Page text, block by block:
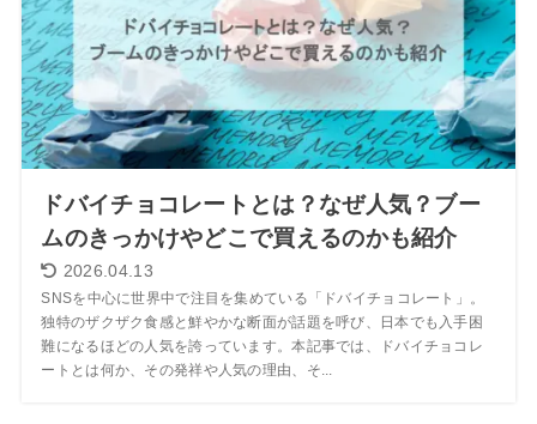
ドバイチョコレートとは？なぜ人気？ブー
ムのきっかけやどこで買えるのかも紹介
2026.04.13
SNSを中心に世界中で注目を集めている「ドバイチョコレート」。
独特のザクザク食感と鮮やかな断面が話題を呼び、日本でも入手困
難になるほどの人気を誇っています。本記事では、ドバイチョコレ
ートとは何か、その発祥や人気の理由、そ...